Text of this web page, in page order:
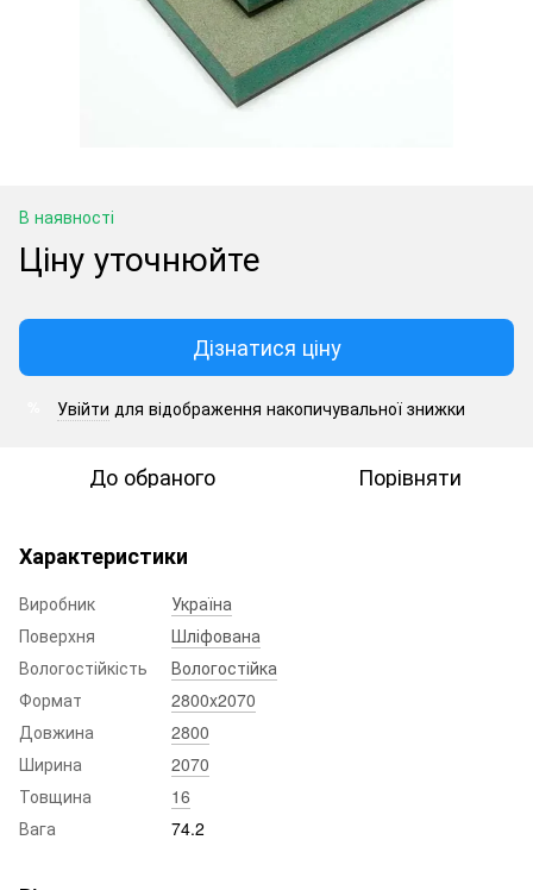
В наявності
Ціну уточнюйте
Дізнатися ціну
Увійти для відображення накопичувальної знижки
До обраного Порівняти
Характеристики
Виробник
Україна
Поверхня
Шліфована
Вологостійкість
Вологостійка
Формат
2800x2070
Довжина
2800
Ширина
2070
Товщина
16
Вага
74.2